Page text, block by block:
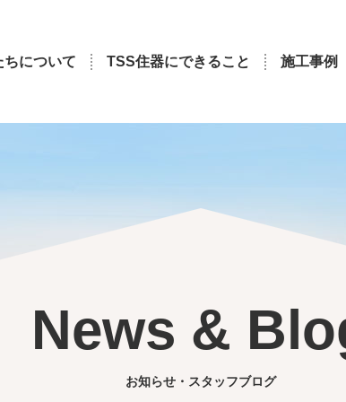
ちについて TSS住器にできること 施工事例
News &
お知らせ・スタッフブログ